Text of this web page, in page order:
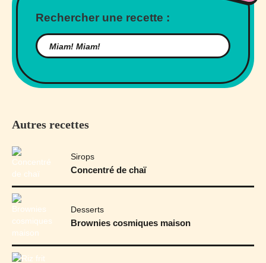
Rechercher une recette :
Autres recettes
Sirops
Concentré de chaï
Desserts
Brownies cosmiques maison